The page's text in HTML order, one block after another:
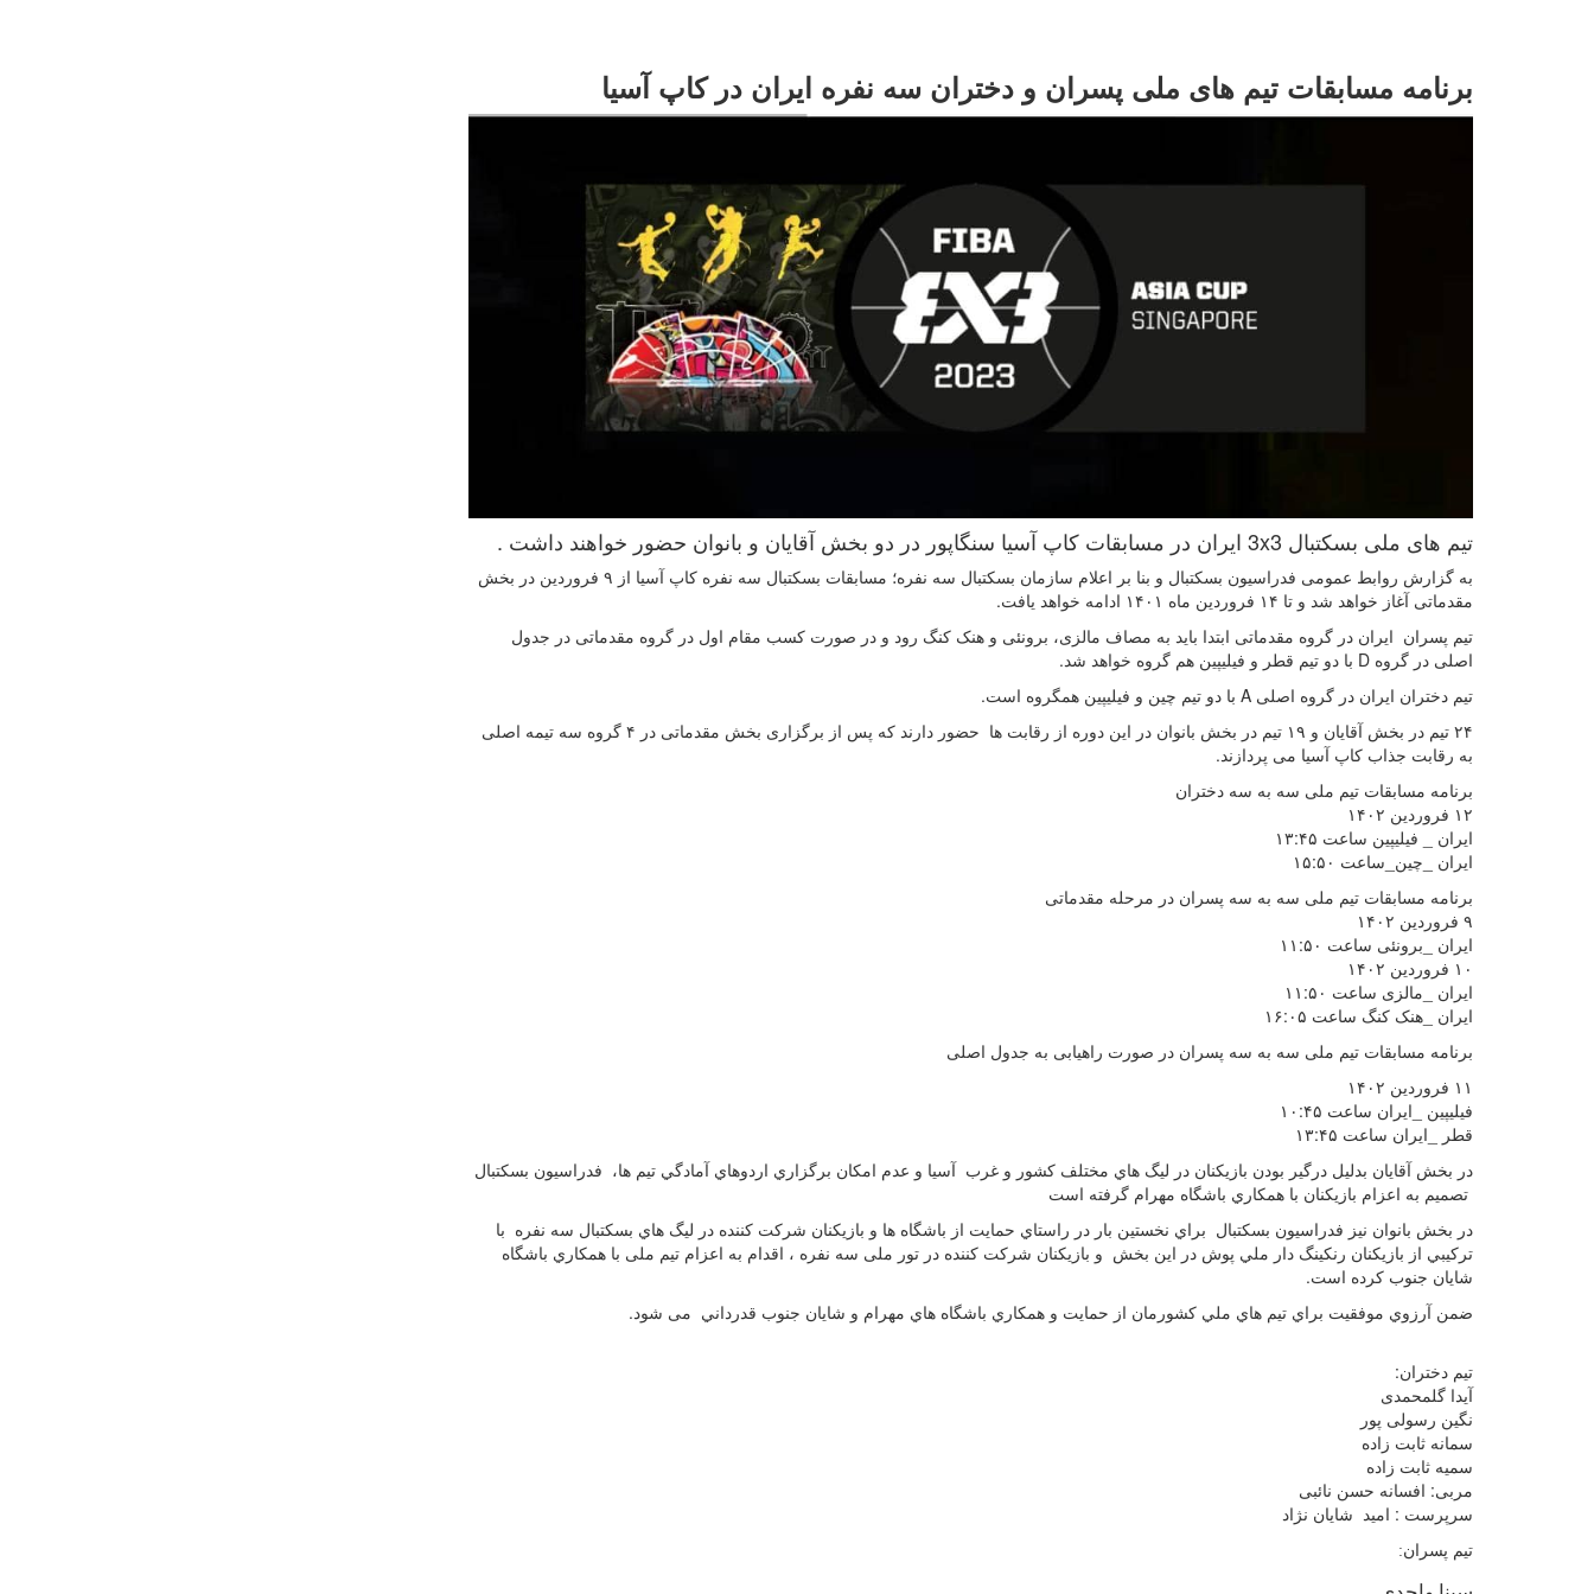
برنامه مسابقات تیم های ملی پسران و دختران سه نفره ایران در کاپ آسیا
تیم های ملی بسکتبال 3x3 ایران در مسابقات کاپ آسیا سنگاپور در دو بخش آقایان و بانوان حضور خواهند داشت .
به گزارش روابط عمومی فدراسیون بسکتبال و بنا بر اعلام سازمان بسکتبال سه نفره؛ مسابقات بسکتبال سه نفره کاپ آسیا از ۹ فروردین در بخش
مقدماتی آغاز خواهد شد و تا ۱۴ فروردین ماه ۱۴۰۱ ادامه خواهد یافت.
تیم پسران ایران در گروه مقدماتی ابتدا باید به مصاف مالزی، برونئی و هنک کنگ رود و در صورت کسب مقام اول در گروه مقدماتی در جدول
اصلی در گروه D با دو تیم قطر و فیلیپین هم گروه خواهد شد.
تیم دختران ایران در گروه اصلی A با دو تیم چین و فیلیپین همگروه است.
۲۴ تیم در بخش آقایان و ۱۹ تیم در بخش بانوان در این دوره از رقابت ها حضور دارند که پس از برگزاری بخش مقدماتی در ۴ گروه سه تیمه اصلی
به رقابت جذاب کاپ آسیا می پردازند.
برنامه مسابقات تیم ملی سه به سه دختران
۱۲ فروردین ۱۴۰۲
ایران _ فیلیپین ساعت ۱۳:۴۵
ایران _چین_ساعت ۱۵:۵۰
برنامه مسابقات تیم ملی سه به سه پسران در مرحله مقدماتی
۹ فروردین ۱۴۰۲
ایران _برونئی ساعت ۱۱:۵۰
۱۰ فروردین ۱۴۰۲
ایران _مالزی ساعت ۱۱:۵۰
ایران _هنک کنگ ساعت ۱۶:۰۵
برنامه مسابقات تیم ملی سه به سه پسران در صورت راهیابی به جدول اصلی
۱۱ فروردین ۱۴۰۲
فیلیپین _ایران ساعت ۱۰:۴۵
قطر _ایران ساعت ۱۳:۴۵
در بخش آقايان بدليل درگير بودن بازيكنان در ليگ هاي مختلف كشور و غرب آسيا و عدم امكان برگزاري اردوهاي آمادگي تيم ها، فدراسيون بسكتبال
تصميم به اعزام بازيكنان با همكاري باشگاه مهرام گرفته است
در بخش بانوان نيز فدراسيون بسكتبال براي نخستين بار در راستاي حمايت از باشگاه ها و بازيكنان شركت كننده در ليگ هاي بسكتبال سه نفره با
تركيبي از بازيكنان رنكينگ دار ملي پوش در اين بخش و بازيكنان شركت کننده در تور ملی سه نفره ، اقدام به اعزام تيم ملی با همكاري باشگاه
شايان جنوب کرده است.
ضمن آرزوي موفقيت براي تيم هاي ملي كشورمان از حمايت و همكاري باشگاه هاي مهرام و شايان جنوب قدرداني می شود.
تیم دختران:
آیدا گلمحمدی
نگین رسولی پور
سمانه ثابت زاده
سمیه ثابت زاده
مربی: افسانه حسن نائبی
سرپرست : امید شایان نژاد
تیم پسران: